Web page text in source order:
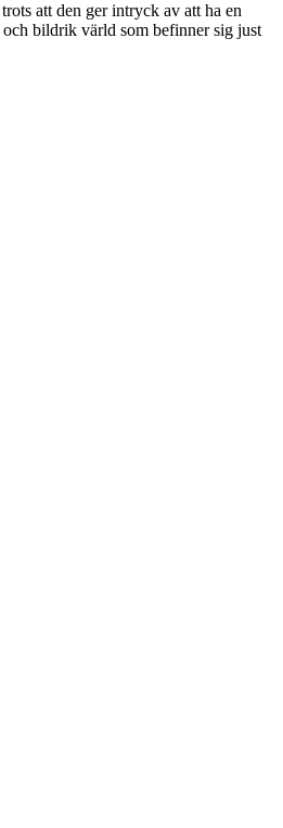
att den ger intryck av att ha en
bildrik värld som befinner sig just